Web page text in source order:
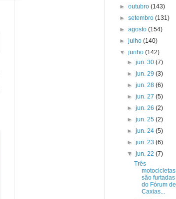
►outubro(143)
►setembro(131)
►agosto(154)
►julho(140)
▼junho(142)
► jun. 30 (7)
► jun. 29 (3)
► jun. 28 (6)
► jun. 27 (5)
► jun. 26 (2)
► jun. 25 (2)
► jun. 24 (5)
► jun. 23 (6)
▼ jun. 22 (7)
Três
motocicletas
são furtadas
do Fórum de
Caxias...